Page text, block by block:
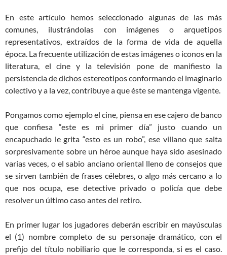
En este artículo hemos seleccionado algunas de las más
comunes, ilustrándolas con imágenes o arquetipos
representativos, extraídos de la forma de vida de aquella
época. La frecuente utilización de estas imágenes o iconos en la
literatura, el cine y la televisión pone de manifiesto la
persistencia de dichos estereotipos conformando el imaginario
colectivo y a la vez, contribuye a que éste se mantenga vigente.
Pongamos como ejemplo el cine, piensa en ese cajero de banco
que confiesa “este es mi primer día” justo cuando un
encapuchado le grita “esto es un robo”, ese villano que salta
sorpresivamente sobre un héroe aunque haya sido asesinado
varias veces, o el sabio anciano oriental lleno de consejos que
se sirven también de frases célebres, o algo más cercano a lo
que nos ocupa, ese detective privado o policía que debe
resolver un último caso antes del retiro.
En primer lugar los jugadores deberán escribir en mayúsculas
el (1) nombre completo de su personaje dramático, con el
prefijo del título nobiliario que le corresponda, si es el caso.